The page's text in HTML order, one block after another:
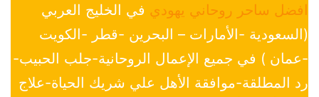
افضل ساحر روحاني يهودي في الخليج العربي
(السعودية -الأمارات – البحرين -قطر -الكويت
-عمان ) في جميع الإعمال الروحانية-جلب الحبيب-
رد المطلقة-موافقة الأهل علي شريك الحياة-علاج